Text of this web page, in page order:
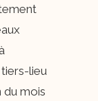
tiers-lieu
du mois